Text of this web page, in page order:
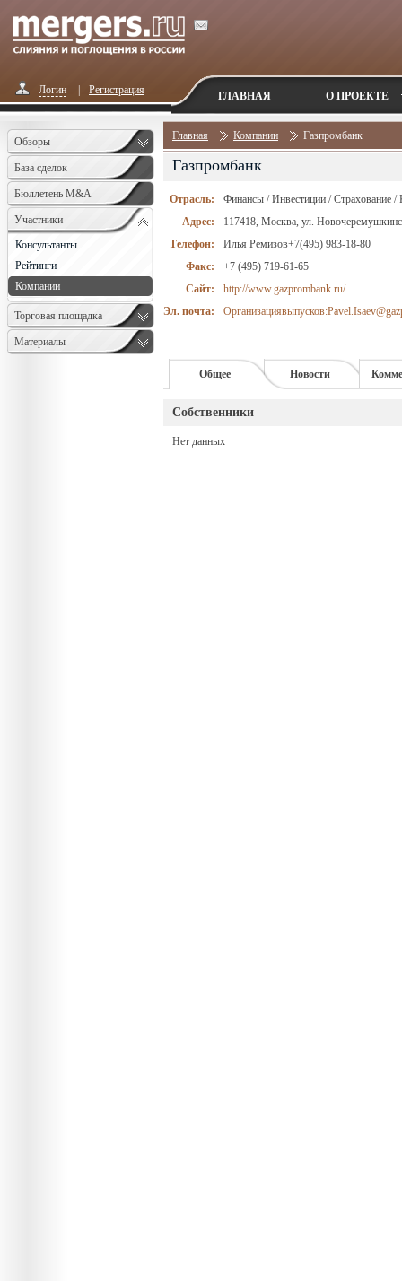
Логин Регистрация ГЛАВНАЯ О ПРОЕКТЕ
Обзоры
База сделок
Бюллетень M&A
Monthly
Участники
Консультанты
Рейтинги
Компании
Торговая площадка
Материалы
Главная Компании Газпромбанк
Газпромбанк
Отрасль:
Финансы / Инвестиции / Страхование /
Адрес:
117418, Москва, ул.
Телефон:
Илья Ремизов+7(495) 983-18-80
Факс:
+7 (495) 719-61-65
Сайт:
http://www.gazprombank.ru/
Эл. почта:
Общее Новости
Собственники
Нет данных